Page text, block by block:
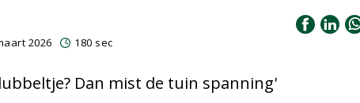
2026 180 sec
Dan mist de tuin spanning'